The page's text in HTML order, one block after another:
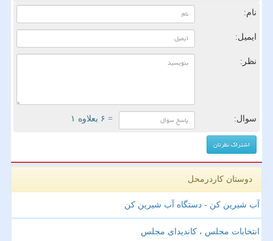
نام:
ایمیل:
نظر:
سوال: = ۶ بعلاوه ۱
دوستان کاردرمحل
آب شیرین کن - دستگاه آب شیرین کن
انتخابات مجلس ، کاندیدای مجلس